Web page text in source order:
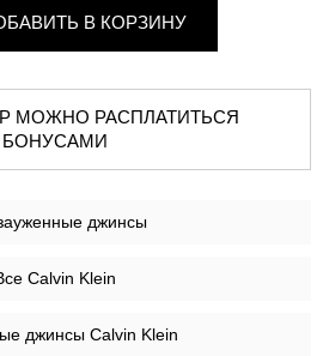
В КОРЗИНУ
БОНУСАМИ
джинсы
Calvin Klein
джинсы Calvin Klein